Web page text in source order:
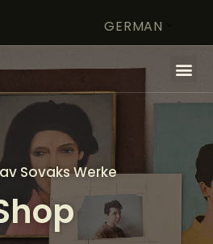
GERMAN
Sovaks Werke
IM FOKUS